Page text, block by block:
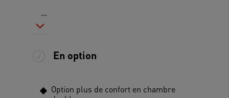
...
En option
Option plus de confort en chambre